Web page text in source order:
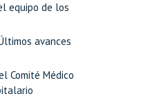
equipo de los
avances
Comité Médico